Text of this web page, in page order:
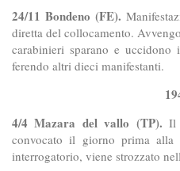
24/11 Bondeno (FE).
diretta del collocamento.
carabinieri sparano e uccidono
ferendo altri dieci manifestanti.
4/4 Mazara del vallo (TP). Il
convocato il giorno prima alla
interrogatorio, viene strozzato